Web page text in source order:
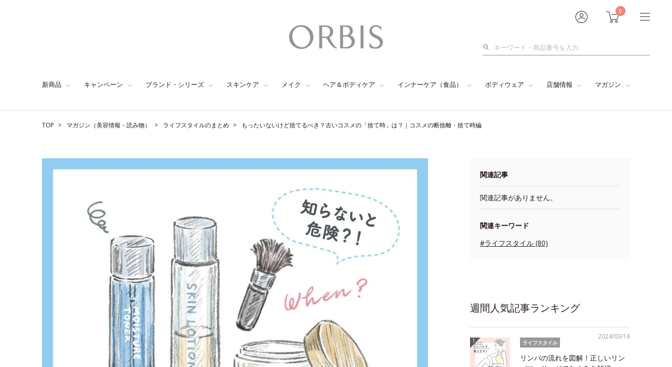
0
検
新商品 キャンペーン ブランド・シリーズ スキンケア メイク ヘア＆ボディケア インナーケア（食品） ボディウェア 店舗情報 マガジン
TOP マガジン（美容情報・読み物） ライフスタイルのまとめ もったいないけど捨てるべき？古いコスメの「捨て時」は？｜コスメの断捨離・捨て時編
関連記事
関連記事がありません。
関連キーワード
#ライフスタイル (80)
週間人気記事ランキング
2024/03/18
ライフスタイル
リンパの流れを図解！正しいリン